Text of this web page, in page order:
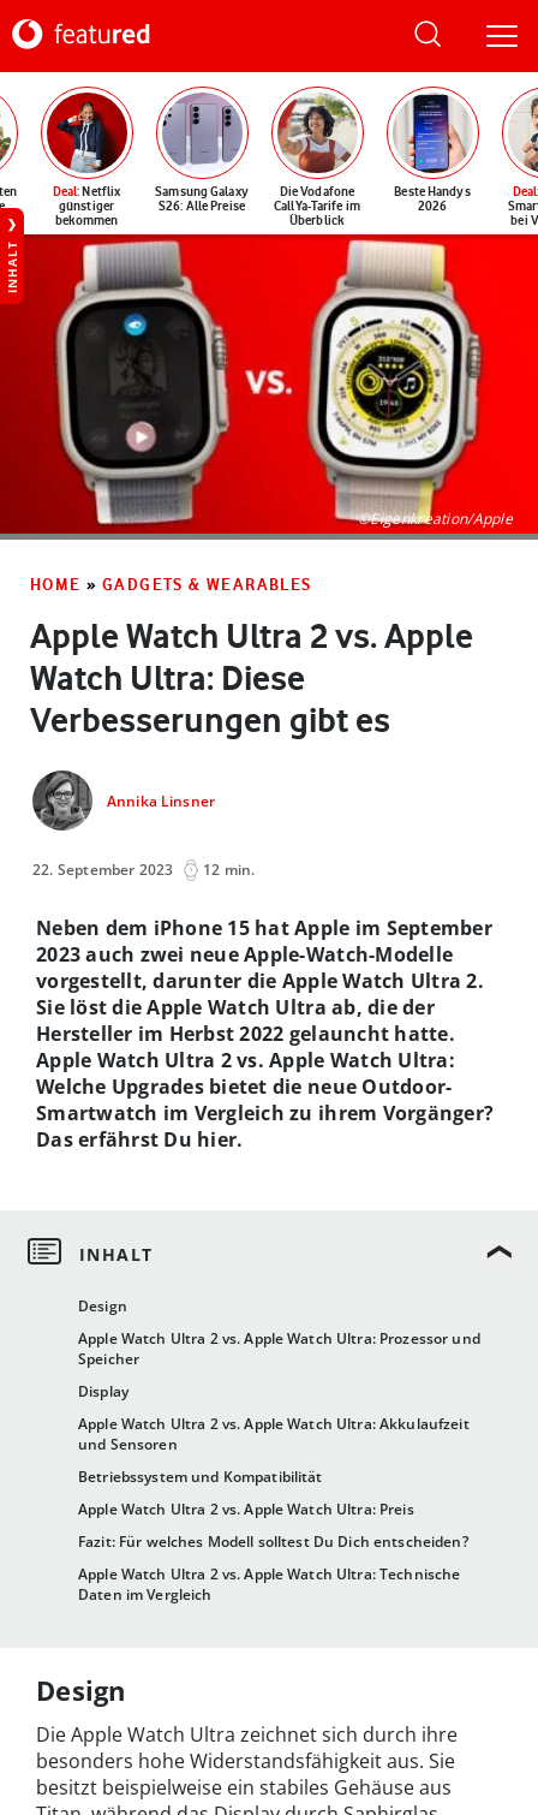
Deal: Netflix
günstiger
bekommen
Samsung Galaxy
S26: Alle Preise
Die Vodafone
CallYa-Tarife im
Überblick
Beste Handys
2026
Deal
bei
INHALT
©Eigenkreation/Apple
HOME » GADGETS & WEARABLES
Apple Watch Ultra 2 vs. Apple
Watch Ultra: Diese
Verbesserungen gibt es
Annika Linsner
22. September 2023 12 min.
Design
Apple Watch Ultra 2 vs. Apple Watch Ultra: Prozessor und
Speicher
Display
Apple Watch Ultra 2 vs. Apple Watch Ultra: Akkulaufzeit
und Sensoren
Betriebssystem und Kompatibilität
Apple Watch Ultra 2 vs. Apple Watch Ultra: Preis
Fazit: Für welches Modell solltest Du Dich entscheiden?
Apple Watch Ultra 2 vs. Apple Watch Ultra: Technische
Daten im Vergleich
Neben dem iPhone 15 hat Apple im September
2023 auch zwei neue Apple-Watch-Modelle
vorgestellt, darunter die Apple Watch Ultra 2.
Sie löst die Apple Watch Ultra ab, die der
Hersteller im Herbst 2022 gelauncht hatte.
Apple Watch Ultra 2 vs. Apple Watch Ultra:
Welche Upgrades bietet die neue Outdoor-
Smartwatch im Vergleich zu ihrem Vorgänger?
Das erfährst Du hier.
Design
Die Apple Watch Ultra zeichnet sich durch ihre
besonders hohe Widerstandsfähigkeit aus. Sie
besitzt beispielweise ein stabiles Gehäuse aus